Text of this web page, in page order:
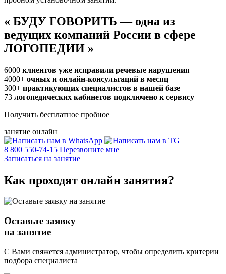
« БУДУ ГОВОРИТЬ — одна из
ведущих компаний России в сфере
ЛОГОПЕДИИ »
6000 клиентов уже исправили речевые нарушения
4000+ очных и онлайн-консультаций в месяц
300+ практикующих специалистов в нашей базе
73 логопедических кабинетов подключено к сервису
Получить бесплатное пробное
занятие онлайн
8 800 550-74-15 Перезвоните мне
Записаться на занятие
Как проходят онлайн занятия?
Оставьте заявку
на занятие
С Вами свяжется администратор, чтобы определить критерии
подбора специалиста